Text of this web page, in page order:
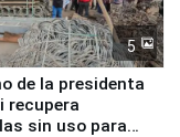
5
de la presidenta
recupera
sin uso para